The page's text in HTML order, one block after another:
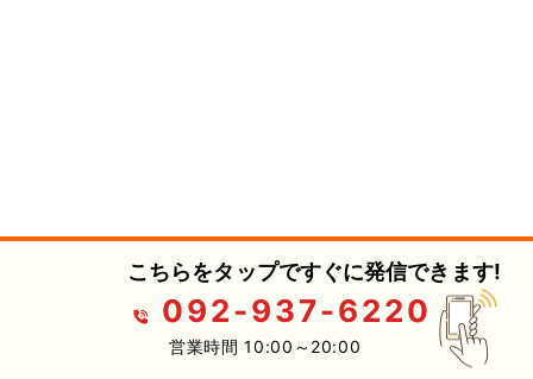
こちらをタップですぐに発信できます!
092-937-6220
営業時間 10:00～20:00